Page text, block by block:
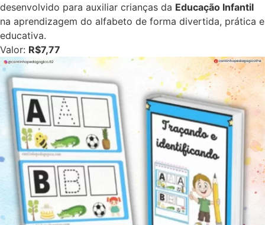
desenvolvido para auxiliar crianças da Educação Infantil
na aprendizagem do alfabeto de forma divertida, prática e
educativa.
Valor: R$7,77